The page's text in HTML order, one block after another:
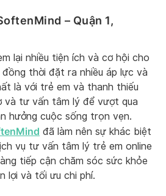
– Quận 1,
lại nhiều tiện ích và cơ hội cho
thời đặt ra nhiều áp lực và
là với trẻ em và thanh thiếu
và tư vấn tâm lý để vượt qua
hưởng cuộc sống trọn vẹn.
đã làm nên sự khác biệt
vụ tư vấn tâm lý trẻ em online
tiếp cận chăm sóc sức khỏe
lợi và tối ưu chi phí.